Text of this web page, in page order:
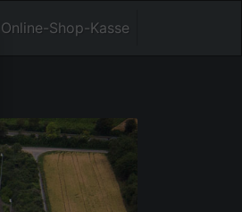
Shop-Kasse